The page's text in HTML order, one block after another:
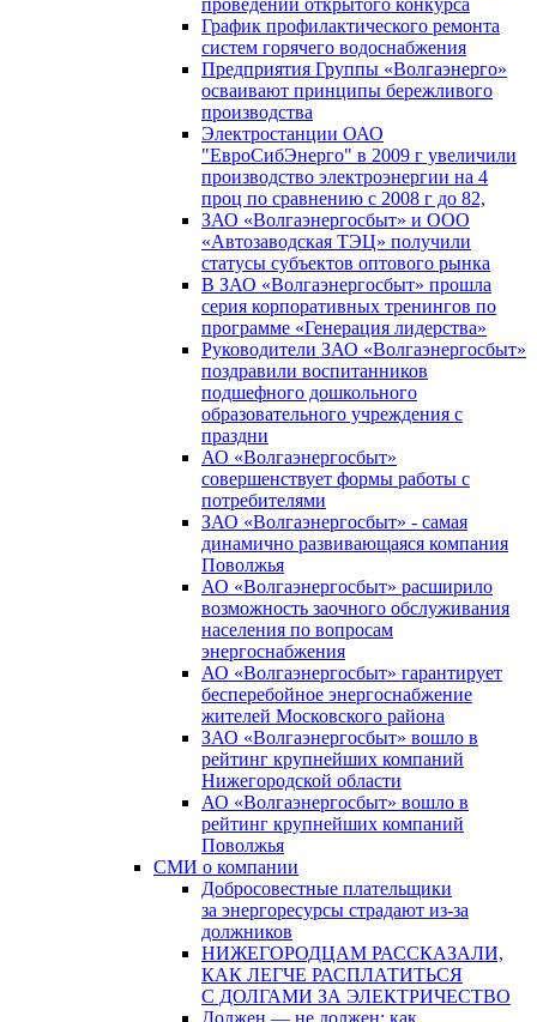
проведении открытого конкурса
График профилактического ремонта
систем горячего водоснабжения
Предприятия Группы «Волгаэнерго»
осваивают принципы бережливого
производства
Электростанции ОАО
"ЕвроСибЭнерго" в 2009 г увеличили
производство электроэнергии на 4
проц по сравнению с 2008 г до 82,
ЗАО «Волгаэнергосбыт» и ООО
«Автозаводская ТЭЦ» получили
статусы субъектов оптового рынка
В ЗАО «Волгаэнергосбыт» прошла
серия корпоративных тренингов по
программе «Генерация лидерства»
Руководители ЗАО «Волгаэнергосбыт»
поздравили воспитанников
подшефного дошкольного
образовательного учреждения с
праздни
АО «Волгаэнергосбыт»
совершенствует формы работы с
потребителями
ЗАО «Волгаэнергосбыт» - самая
динамично развивающаяся компания
Поволжья
АО «Волгаэнергосбыт» расширило
возможность заочного обслуживания
населения по вопросам
энергоснабжения
АО «Волгаэнергосбыт» гарантирует
бесперебойное энергоснабжение
жителей Московского района
ЗАО «Волгаэнергосбыт» вошло в
рейтинг крупнейших компаний
Нижегородской области
АО «Волгаэнергосбыт» вошло в
рейтинг крупнейших компаний
Поволжья
СМИ о компании
Добросовестные плательщики
за энергоресурсы страдают из-за
должников
НИЖЕГОРОДЦАМ РАССКАЗАЛИ,
КАК ЛЕГЧЕ РАСПЛАТИТЬСЯ
С ДОЛГАМИ ЗА ЭЛЕКТРИЧЕСТВО